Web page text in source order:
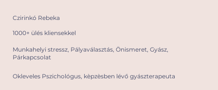
Czirinkó Rebeka
1000+ ülés kliensekkel
Munkahelyi stressz, Pályaválasztás, Önismeret, Gyász,
Párkapcsolat
Okleveles Pszichológus, kèpzèsben lévő gyászterapeuta